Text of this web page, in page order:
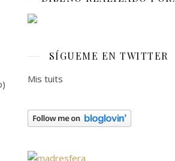
SÍGUEME EN TWITTER
Mis tuits